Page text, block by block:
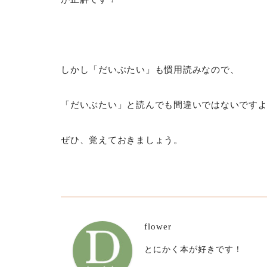
しかし「だいぶたい」も慣用読みなので、
「だいぶたい」と読んでも間違いではないですよ
ぜひ、覚えておきましょう。
flower
とにかく本が好きです！